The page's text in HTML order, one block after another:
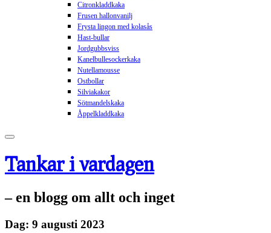
Citronkladdkaka
Frusen hallonvanilj
Frysta lingon med kolasås
Hast-bullar
Jordgubbsviss
Kanelbullesockerkaka
Nutellamousse
Ostbollar
Silviakakor
Sötmandelskaka
Åppelkladdkaka
Tankar i vardagen
– en blogg om allt och inget
Dag: 9 augusti 2023